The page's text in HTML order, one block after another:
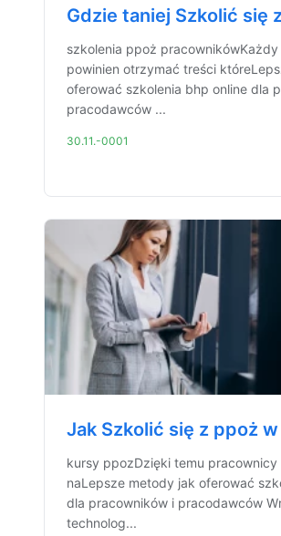
Gdzie taniej Szkolić się
szkolenia ppoż
powinien otrzymać treści
oferować szkolenia bhp online dla
pracodawców ...
30.11.-0001
Jak Szkolić się z ppoż
kursy ppozDzięki temu
naLepsze metody jak oferować
dla pracowników i pracodawców
technolog...